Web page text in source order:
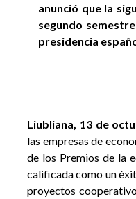
anunció que la
segundo
presidencia
Liubliana, 13 de
las empresas de
de los Premios de la
calificada como un
proyectos